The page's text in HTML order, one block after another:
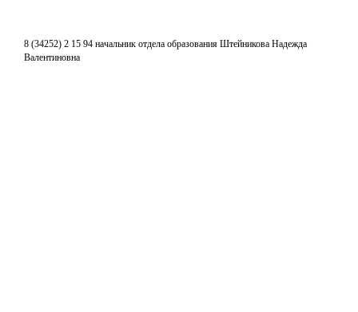
8 (34252) 2 15 94 начальник отдела образования Штейникова Надежда
Валентиновна